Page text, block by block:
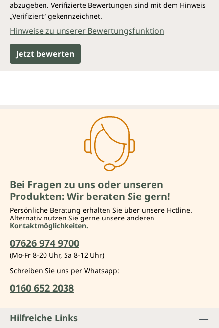
abzugeben. Verifizierte Bewertungen sind mit dem Hinweis
„Verifiziert“ gekennzeichnet.
Hinweise zu unserer Bewertungsfunktion
Jetzt bewerten
Bei Fragen zu uns oder unseren
Produkten: Wir beraten Sie gern!
Persönliche Beratung erhalten Sie über unsere Hotline.
Alternativ nutzen Sie gerne unsere anderen
Kontaktmöglichkeiten.
07626 974 9700
(Mo-Fr 8-20 Uhr, Sa 8-12 Uhr)
Schreiben Sie uns per Whatsapp:
0160 652 2038
Hilfreiche Links